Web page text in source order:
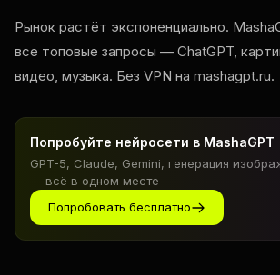
Рынок растёт экспоненциально.
все топовые запросы — ChatGPT,
видео, музыка. Без VPN на mashagpt.ru.
Попробуйте нейросети в MashaGPT
GPT-5, Claude, Gemini, генерация
— всё в одном месте
Попробовать бесплатно